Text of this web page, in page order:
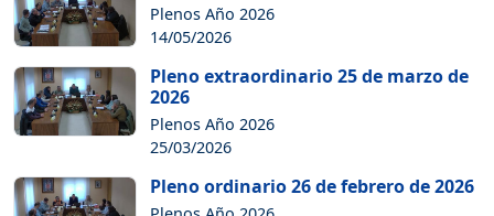
Plenos Año 2026
14/05/2026
Pleno extraordinario 25 de marzo de
2026
Plenos Año 2026
25/03/2026
Pleno ordinario 26 de febrero de 2026